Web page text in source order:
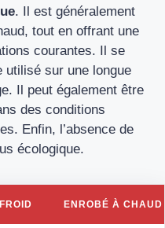
. Il est généralement
tout en offrant une
courantes. Il se
utilisé sur une longue
Il peut également être
des conditions
Enfin, l’absence de
écologique.
ENROBÉ À CHAUD